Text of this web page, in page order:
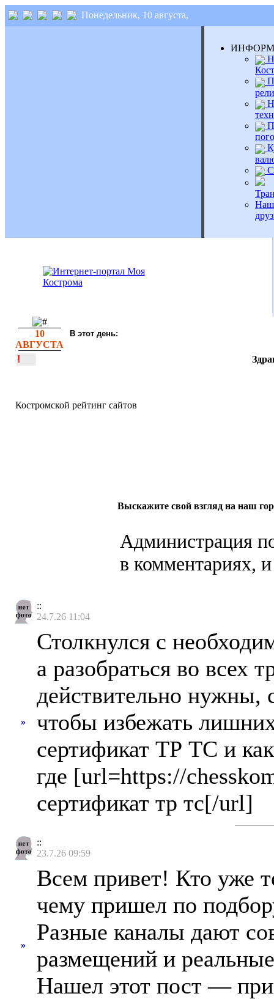
Понедельник, 10 августа,
10
АВГУСТА
В этот день:
!
Костромской рейтинг сайтов
Выскажите свой взгляд на наш
Администрация
в комментариях,
::
24.7.26 11:04
»
Столкнулся с
а разобраться во всех
действительно нужны,
чтобы избежать
сертификат ТР ТС и
где [url=https://
сертификат тр тс[/url]
::
23.7.26 09:59
»
Всем привет! Кто уже
чему пришел по
Разные каналы дают
размещений и
Нашел этот пост —